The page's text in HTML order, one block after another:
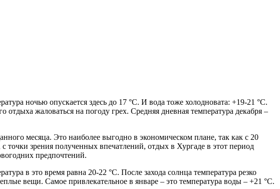
ночью опускается здесь до 17 °С. И вода тоже холодновата: +19-21 °С.
жаловаться на погоду грех. Средняя дневная температура декабря –
месяца. Это наиболее выгодно в экономическом плане, так как с 20
точки зрения полученных впечатлений, отдых в Хургаде в этот период
предпочтений.
в это время равна 20-22 °С. После захода солнца температура резко
вещи. Самое привлекательное в январе – это температура воды – +21 °С.